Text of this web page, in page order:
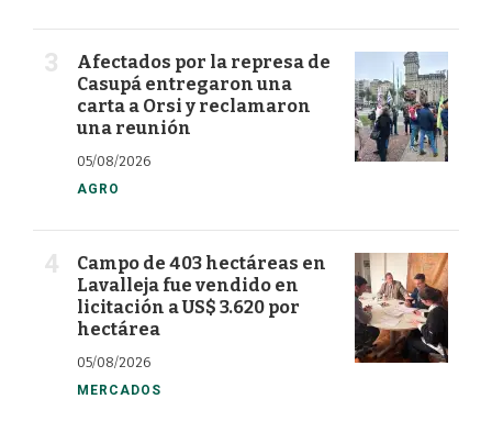
Afectados por la represa de
Casupá entregaron una
carta a Orsi y reclamaron
una reunión
05/08/2026
AGRO
Campo de 403 hectáreas en
Lavalleja fue vendido en
licitación a US$ 3.620 por
hectárea
05/08/2026
MERCADOS